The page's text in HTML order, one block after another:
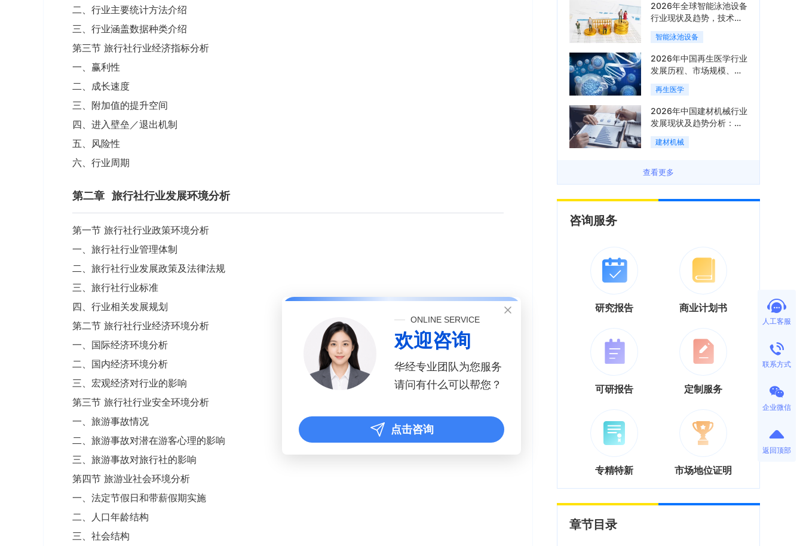
二、行业主要统计方法介绍
三、行业涵盖数据种类介绍
第三节 旅行社行业经济指标分析
一、赢利性
二、成长速度
三、附加值的提升空间
四、进入壁垒／退出机制
五、风险性
六、行业周期
第二章 旅行社行业发展环境分析
第一节 旅行社行业政策环境分析
一、旅行社行业管理体制
二、旅行社行业发展政策及法律法规
三、旅行社行业标准
四、行业相关发展规划
第二节 旅行社行业经济环境分析
一、国际经济环境分析
二、国内经济环境分析
三、宏观经济对行业的影响
第三节 旅行社行业安全环境分析
一、旅游事故情况
二、旅游事故对潜在游客心理的影响
三、旅游事故对旅行社的影响
第四节 旅游业社会环境分析
一、法定节假日和带薪假期实施
二、人口年龄结构
三、社会结构
2026年全球智能泳池设备
行业现状及趋势，技术端
朝着系统集成、绿色节能
方向迭代「图」
智能泳池设备
2026年中国再生医学行业
发展历程、市场规模、相
关政策、产业链、竞争格
局及发展潜力分析「图」
再生医学
2026年中国建材机械行业
发展现状及趋势分析：企
业加速向“装备+系统+服
务”综合服务商转型「图」
建材机械
查看更多
咨询服务
研究报告 商业计划书
可研报告 定制服务
专精特新 市场地位证明
章节目录
人工客服
联系方式
企业微信
返回顶部
ONLINE SERVICE
欢迎咨询
华经专业团队为您服务
请问有什么可以帮您？
点击咨询